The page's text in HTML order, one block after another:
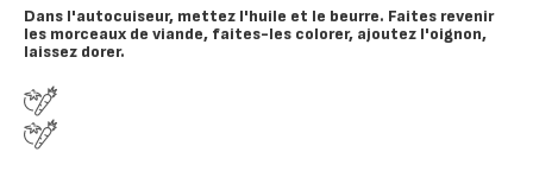
Dans l'autocuiseur, mettez l'huile et le beurre. Faites revenir
les morceaux de viande, faites-les colorer, ajoutez l'oignon,
laissez dorer.